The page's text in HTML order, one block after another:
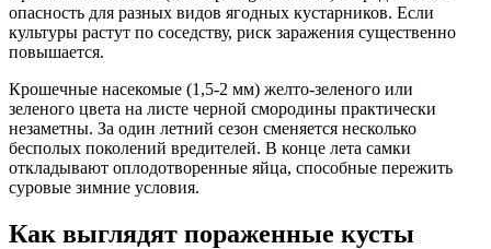
опасность для разных видов ягодных кустарников. Если
культуры растут по соседству, риск заражения существенно
повышается.
Крошечные насекомые (1,5-2 мм) желто-зеленого или
зеленого цвета на листе черной смородины практически
незаметны. За один летний сезон сменяется несколько
бесполых поколений вредителей. В конце лета самки
откладывают оплодотворенные яйца, способные пережить
суровые зимние условия.
Как выглядят пораженные кусты